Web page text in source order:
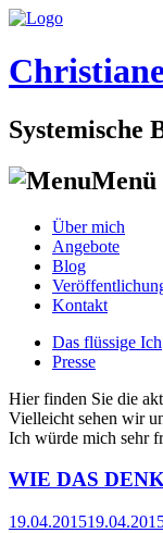
Systemische
Menü
Skip
content
Über mich
Angebote
Blog
Kontakt
Das flüssige Ich
Presse
Hier finden Sie die
Vielleicht sehen wir
Ich würde mich sehr
WIE DAS
19.04.2015